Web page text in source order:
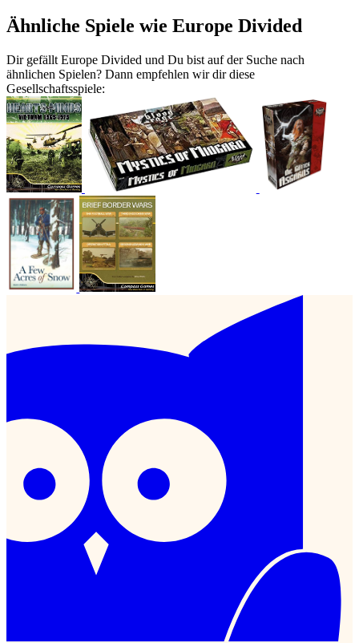
Ähnliche Spiele wie Europe Divided
Dir gefällt Europe Divided und Du bist auf der Suche nach
ähnlichen Spielen? Dann empfehlen wir dir diese
Gesellschaftsspiele: